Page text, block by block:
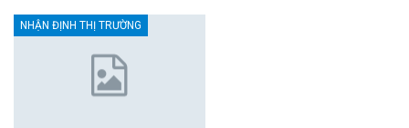
NHẬN ĐỊNH THỊ TRƯỜNG